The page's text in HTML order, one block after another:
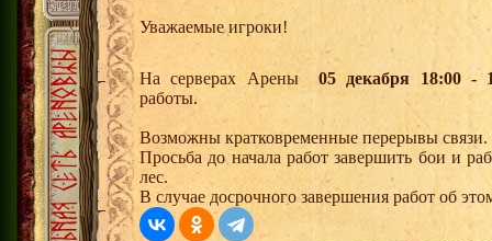
Уважаемые игроки!
На серверах Арены 05 декабря 18:00 -
работы.
Возможны кратковременные перерывы связи.
Просьба до начала работ завершить бои и
лес.
В случае досрочного завершения работ об